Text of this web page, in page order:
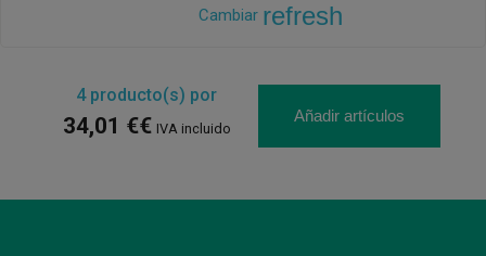
Cambiar refresh
4producto(s) por
34,01 €€ IVA incluido
Añadir artículos